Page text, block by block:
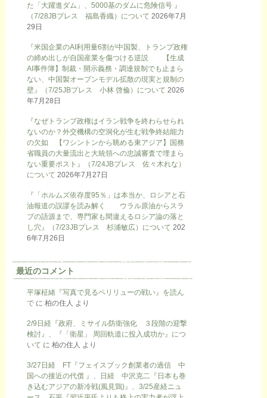
た「大躍進ダム」、5000基のダムに危険信号 』
（7/28JBプレス 福島香織）について 2026年7月
29日
『米国企業のAI利用量6割が中国製、トランプ政権
の締め出しが自国産業を傷つける逆説 【生成
AI事件簿】制裁・開示義務・調達規制でも止まら
ない、中国製オープンモデル拡散の現実と規制の
壁』（7/25JBプレス 小林 啓倫）について 2026
年7月28日
『なぜトランプ政権はイラン戦争を終わらせられ
ないのか？外交機構の空洞化が生む戦争終結能力
の欠如 【ワシントンから眺める東アジア】国務
省職員の大量流出と大統領への忠誠審査で埋まら
ない重要ポスト』（7/24JBプレス 佐々木れな）
について 2026年7月27日
『「ホルムズ依存度95％」は本当か、ロシアと石
油報道の誤謬を読み解く ウラル原油からスラ
ブの語源まで、専門家も間違えるロシア論の落と
し穴』（7/23JBプレス 杉浦敏広）について 202
6年7月26日
最近のコメント
平塚柾緒『写真で見るペリリューの戦い』を読ん
で に 柏の住人 より
2/9日経『政府、ミサイル防衛強化 ３段階の迎撃
検討』、『「衛星」 周回軌道に投入成功か』につ
いて に 柏の住人 より
3/27日経 FT『フェイスブック創業者の過信 中
国への接近の代償 』、日経 中沢克二『日本も巻
き込むアジアの新冷戦(風見鶏)』、3/25産経ニュ